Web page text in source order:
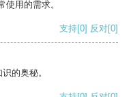
用的需求。
支持[0] 反对[0]
的奥秘。